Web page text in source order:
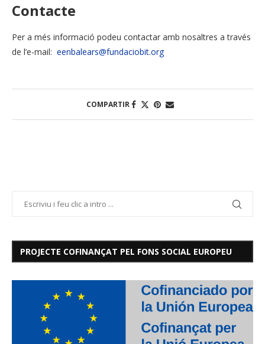
Contacte
Per a més informació podeu contactar amb nosaltres a través
de l’e-mail: eenbalears@fundaciobit.org
COMPARTIR
PROJECTE COFINANÇAT PEL FONS SOCIAL EUROPEU